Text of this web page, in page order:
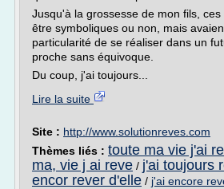
Jusqu'à la grossesse de mon fils,
être symboliques ou non, mais
particularité de se réaliser dans un
proche sans équivoque.
Du coup, j'ai toujours...
Lire la suite
Site : http://www.solutionreves.com
Thèmes liés : toute ma vie j'ai
ma, vie j ai reve / j'ai toujours
encor rever d'elle / j'ai encore